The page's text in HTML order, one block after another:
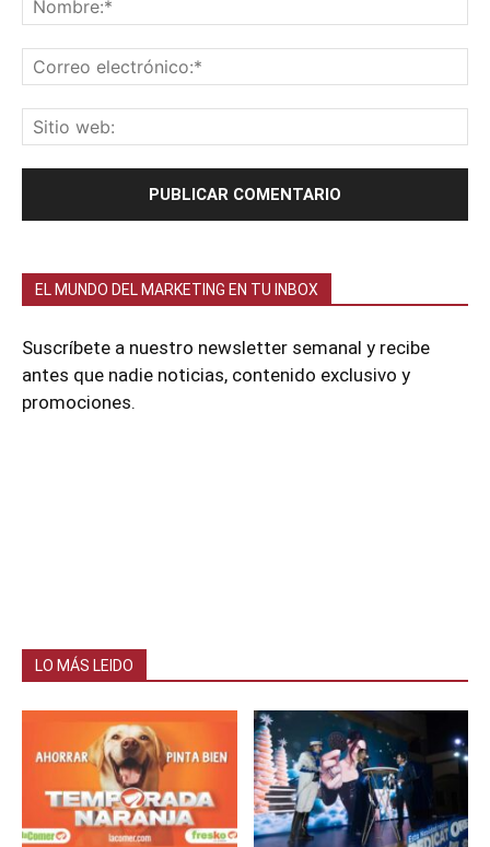
EL MUNDO DEL MARKETING EN TU INBOX
Suscríbete a nuestro newsletter semanal y recibe
antes que nadie noticias, contenido exclusivo y
promociones.
LO MÁS LEIDO